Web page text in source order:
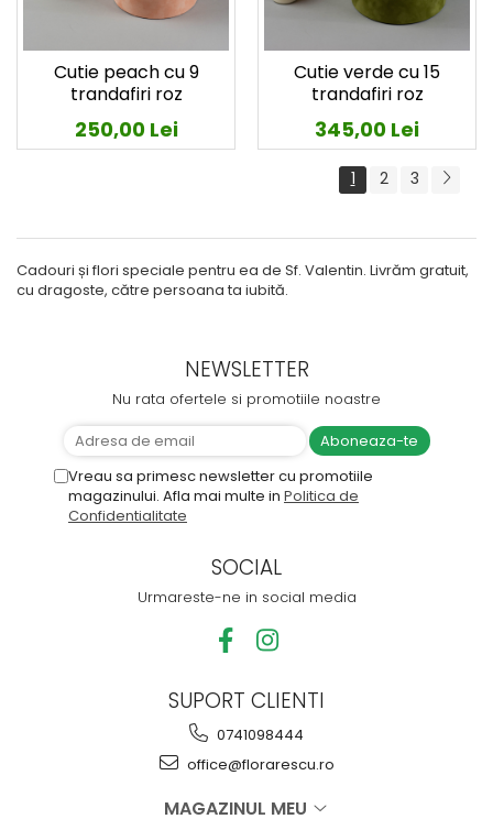
Cutie peach cu 9
trandafiri roz
250,00 Lei
Cutie verde cu 15
trandafiri roz
345,00 Lei
1 2 3
Cadouri și flori speciale pentru ea de Sf. Valentin. Livrăm gratuit,
cu dragoste, către persoana ta iubită.
NEWSLETTER
Nu rata ofertele si promotiile noastre
Vreau sa primesc newsletter cu promotiile
magazinului. Afla mai multe in Politica de
Confidentialitate
SOCIAL
Urmareste-ne in social media
SUPORT CLIENTI
0741098444
office@florarescu.ro
MAGAZINUL MEU